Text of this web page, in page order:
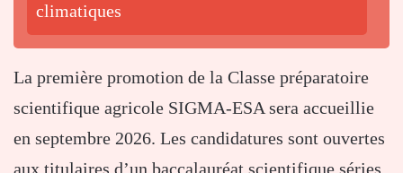
climatiques
La première promotion de la Classe préparatoire
scientifique agricole SIGMA-ESA sera accueillie
en septembre 2026. Les candidatures sont ouvertes
aux titulaires d’un baccalauréat scientifique séries